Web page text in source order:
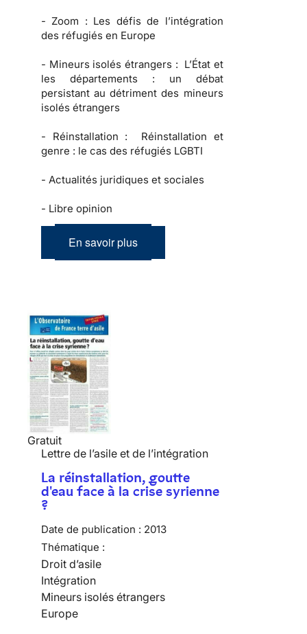
- Zoom : Les défis de l’intégration
des réfugiés en Europe
- Mineurs isolés étrangers : L’État et
les départements : un débat
persistant au détriment des mineurs
isolés étrangers
- Réinstallation : Réinstallation et
genre : le cas des réfugiés LGBTI
- Actualités juridiques et sociales
- Libre opinion
En savoir plus
Gratuit
Lettre de l’asile et de l’intégration
La réinstallation, goutte
d'eau face à la crise syrienne
?
Date de publication : 2013
Thématique :
Droit d’asile
Intégration
Mineurs isolés étrangers
Europe